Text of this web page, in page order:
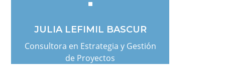
JULIA LEFIMIL BASCUR
Consultora en Estrategia y Gestión
de Proyectos